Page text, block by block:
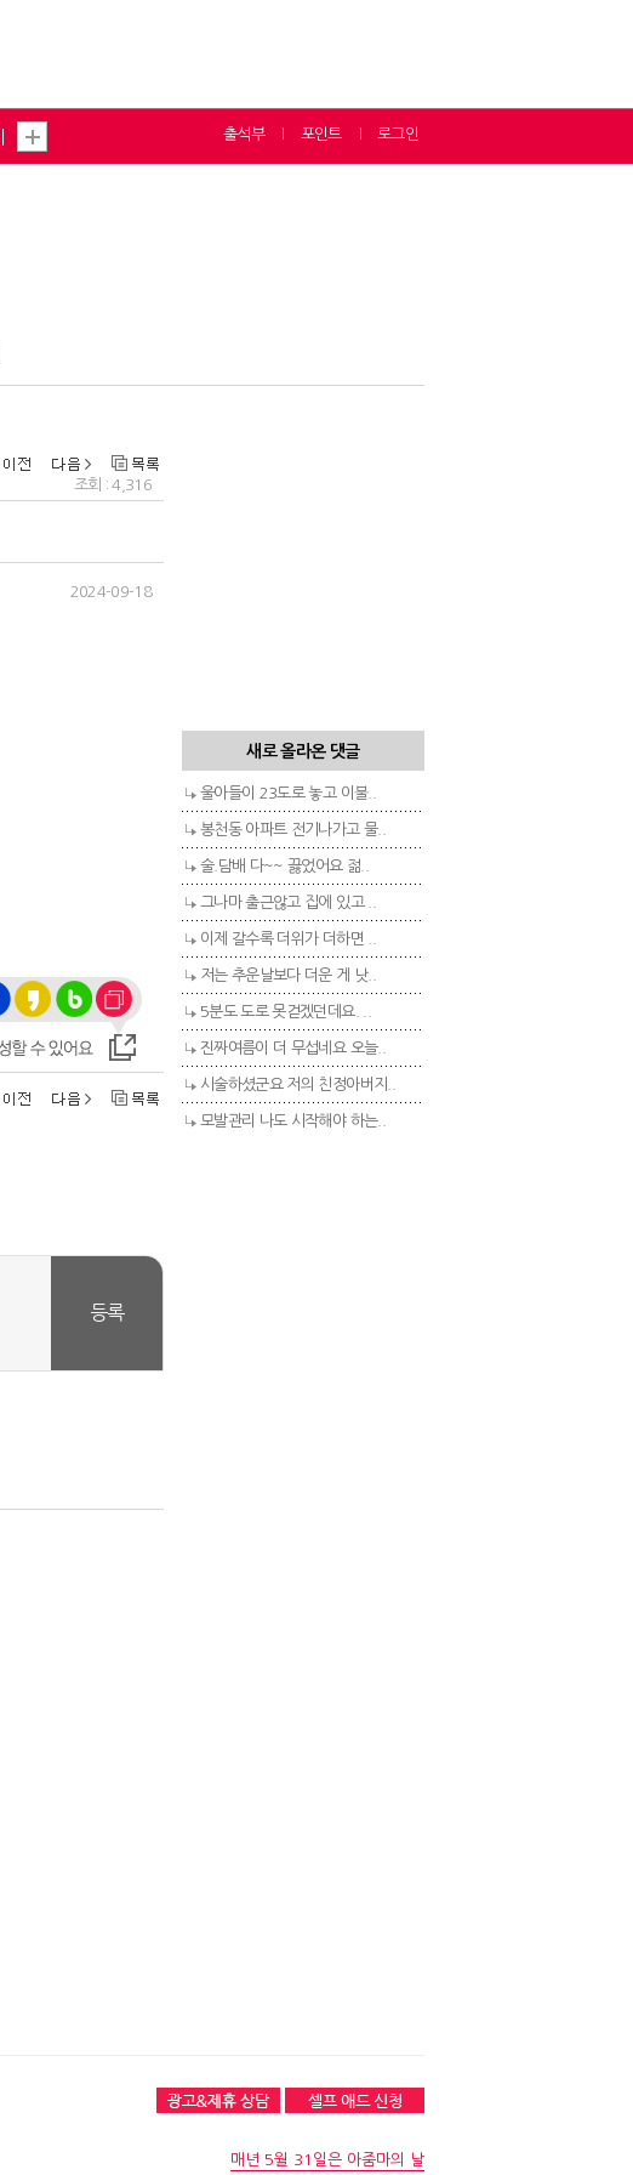
로그인
포인트
출석부
조회 : 4,316
2024-09-18
등록
새로 올라온 댓글
울아들이 23도로 놓고 이불..
봉천동 아파트 전기나가고 물..
술.담배 다~~ 끓었어요 젊..
그나마 출근않고 집에 있고 ..
이제 갈수록 더위가 더하면 ..
저는 추운날보다 더운 게 낫..
5분도 도로 못걷겠던데요. ..
진짜여름이 더 무섭네요 오늘..
시술하셨군요 저의 친정아버지..
모발관리 나도 시작해야 하는..
매년 5월 31일은 아줌마의 날